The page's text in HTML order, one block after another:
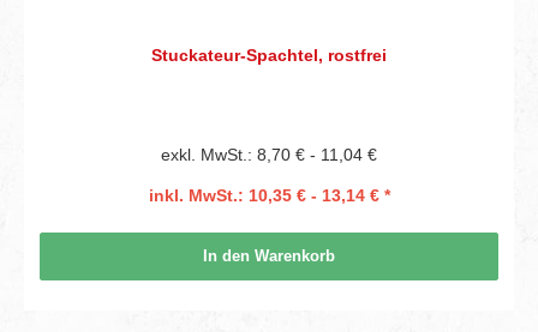
Stuckateur-Spachtel, rostfrei
exkl. MwSt.: 8,70 € - 11,04 €
inkl. MwSt.: 10,35 € - 13,14 € *
In den Warenkorb